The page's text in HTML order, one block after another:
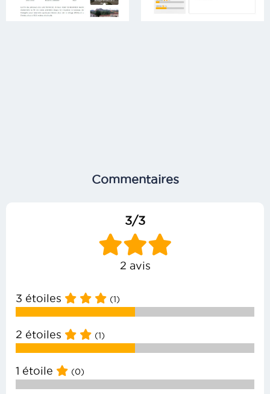
Commentaires
3/3
2 avis
3 étoiles (1)
2 étoiles (1)
1 étoile (0)